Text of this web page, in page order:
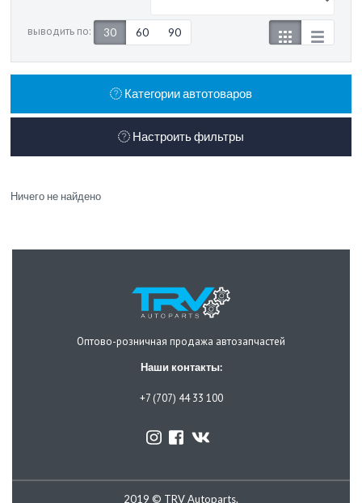
выводить по: 30 60 90
Категории автотоваров
Настроить фильтры
Ничего не найдено
Оптово-розничная продажа автозапчастей
Наши контакты:
+7 (707) 44 33 100
2019 © TRV Autoparts.